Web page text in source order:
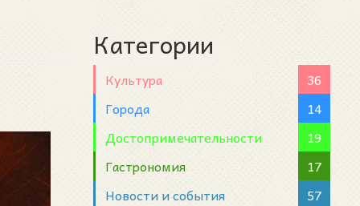
Категории
Культура
36
Города
14
Достопримечательности
19
Гастрономия
17
Новости и события
57